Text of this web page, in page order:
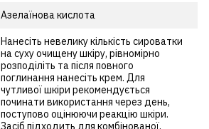
Азелаїнова кислота
Нанесіть невелику кількість сироватки
на суху очищену шкіру, рівномірно
розподіліть та після повного
поглинання нанесіть крем. Для
чутливої шкіри рекомендується
починати використання через день,
поступово оцінюючи реакцію шкіри.
Засіб підходить для комбінованої,